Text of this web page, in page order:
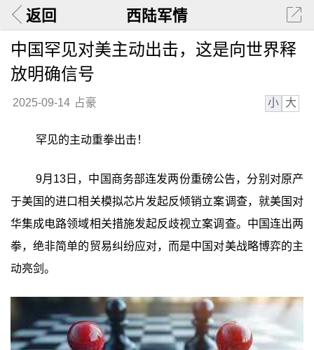
返回 西陆军情
中国罕见对美主动出击，这是向世界释
放明确信号
2025-09-14 占豪 小 大
罕见的主动重拳出击！
9月13日，中国商务部连发两份重磅公告，分别对原产
于美国的进口相关模拟芯片发起反倾销立案调查，就美国对
华集成电路领域相关措施发起反歧视立案调查。中国连出两
拳，绝非简单的贸易纠纷应对，而是中国对美战略博弈的主
动亮剑。